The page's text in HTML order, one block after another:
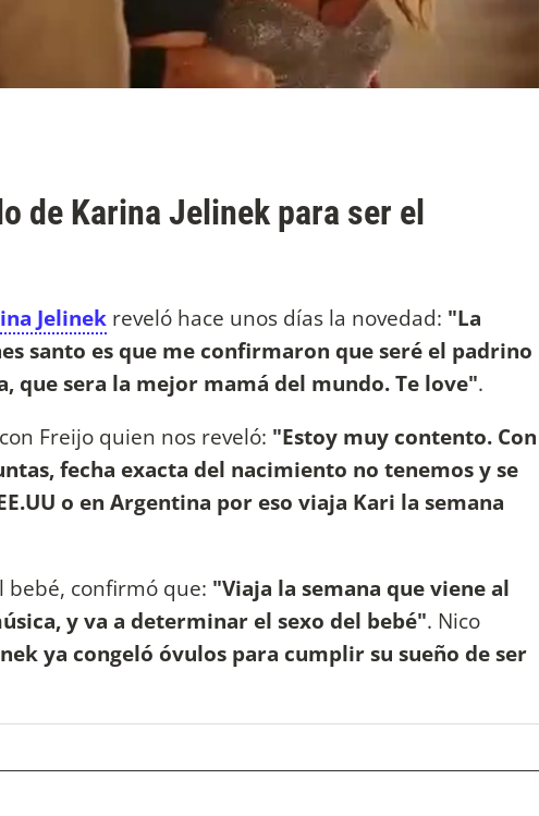
de Karina Jelinek para ser el
Jelinek reveló hace unos días la novedad: "La
santo es que me confirmaron que seré el padrino
que sera la mejor mamá del mundo. Te love".
Freijo quien nos reveló: "Estoy muy contento. Con
fecha exacta del nacimiento no tenemos y se
o en Argentina por eso viaja Kari la semana
bebé, confirmó que: "Viaja la semana que viene al
y va a determinar el sexo del bebé". Nico
ya congeló óvulos para cumplir su sueño de ser